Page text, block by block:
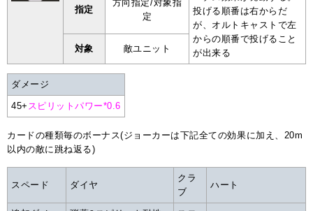
投げる順番は右からだ
が、オルトキャストで左
からの順番で投げること
が出来る
指定
方向指定/対象指
定
対象 敵ユニット
ダメージ
45+ スピリットパワー*0.6
カードの種類毎のボーナス(ジョーカーは下記全ての効果に加え、20m
以内の敵に跳ね返る)
スペード ダイヤ
クラ
ブ
ハート